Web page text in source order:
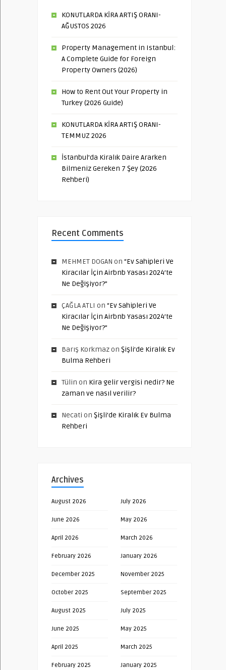
KONUTLARDA KİRA ARTIŞ ORANI-
AĞUSTOS 2026
Property Management in Istanbul:
A Complete Guide for Foreign
Property Owners (2026)
How to Rent Out Your Property in
Turkey (2026 Guide)
KONUTLARDA KİRA ARTIŞ ORANI-
TEMMUZ 2026
İstanbul’da Kiralık Daire Ararken
Bilmeniz Gereken 7 Şey (2026
Rehberi)
Recent Comments
MEHMET DOGAN on “Ev Sahipleri Ve
Kiracılar İçin Airbnb Yasası 2024’te
Ne Değişiyor?”
ÇAĞLA ATLI on “Ev Sahipleri Ve
Kiracılar İçin Airbnb Yasası 2024’te
Ne Değişiyor?”
Barış Korkmazon Şişli’de Kiralık Ev
Bulma Rehberi
Tülin on Kira gelir vergisi nedir? Ne
zaman ve nasıl verilir?
Necati on Şişli’de Kiralık Ev Bulma
Rehberi
Archives
August 2026 July 2026
June 2026 May 2026
April 2026 March 2026
February 2026 January 2026
December 2025 November 2025
October 2025 September 2025
August 2025 July 2025
June 2025 May 2025
April 2025 March 2025
February 2025 January 2025